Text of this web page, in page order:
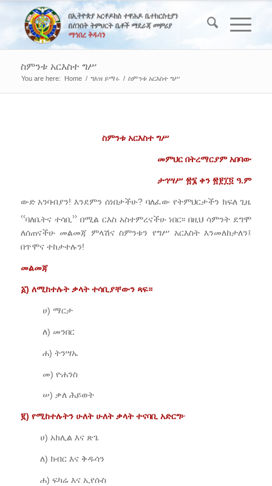
ስምንቱ አርእስተ ግሥ
You are here: Home / ግእዝ ይማሩ / ስምንቱ አርእስተ ግሥ
ስምንቱ አርእስተ ግሥ
መምህር በትረማርያም አበባው
ታኅሣሥ ፳፮ ቀን ፳፻፲፬ ዓ.ም
ውድ አንባብያን! እንደምን ሰነበታችሁ? ባለፈው የትምህርታችን ክፍለ ጊዜ
‹‹ባለቤትና ተሳቢ››በሚል ርእስ አስተምረናችሁ ነበር፡፡ በዚህ ሳምንት ደግሞ
ለሰጠናችሁ መልመጃ ምላሽና ስምንቱን የግሥ አርእስት እንመለከታለን፤
በጥሞና ተከታተሉን!
መልመጃ
፩) ለሚከተሉት ቃላት ተሳቢያቸውን ጻፍ።
ሀ) ማርታ
ለ) መንበር
ሐ) ትንሣኤ
መ) ዮሐንስ
ሠ) ቃለ ሕይወት
፪) የሚከተሉትን ሁለት ሁለት ቃላት ተናባቢ አድርግ፦
ሀ) አክሊል እና ጽጌ
ለ) ክብር እና ቅዱሳን
ሐ) ፍካሬ እና ኢየሱስ